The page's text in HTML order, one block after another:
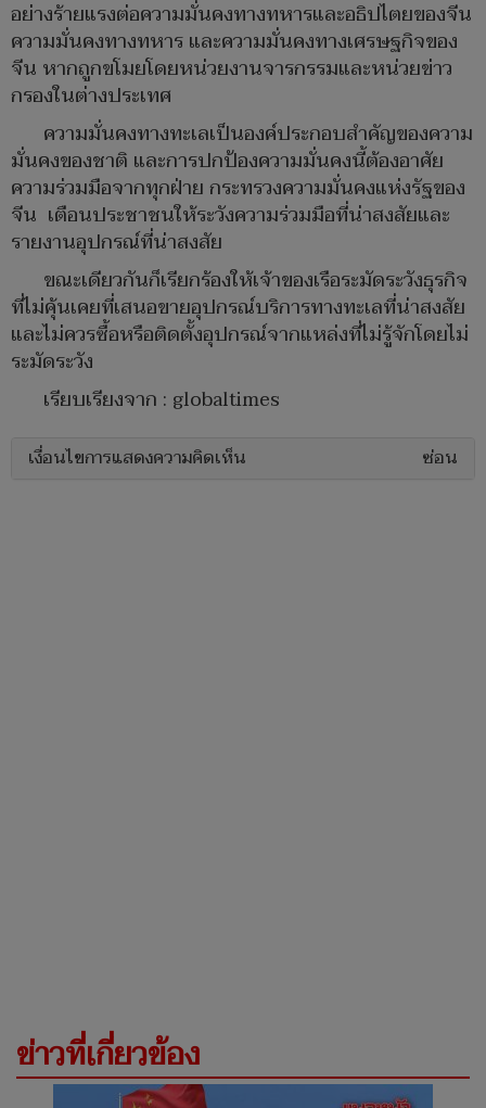
อย่างร้ายแรงต่อความมั่นคงทางทหารและอธิปไตยของจีน
ความมั่นคงทางทหาร และความมั่นคงทางเศรษฐกิจของ
จีน หากถูกขโมยโดยหน่วยงานจารกรรมและหน่วยข่าว
กรองในต่างประเทศ
ความมั่นคงทางทะเลเป็นองค์ประกอบสำคัญของความ
มั่นคงของชาติ และการปกป้องความมั่นคงนี้ต้องอาศัย
ความร่วมมือจากทุกฝ่าย กระทรวงความมั่นคงแห่งรัฐของ
จีน เตือนประชาชนให้ระวังความร่วมมือที่น่าสงสัยและ
รายงานอุปกรณ์ที่น่าสงสัย
ขณะเดียวกันก็เรียกร้องให้เจ้าของเรือระมัดระวังธุรกิจ
ที่ไม่คุ้นเคยที่เสนอขายอุปกรณ์บริการทางทะเลที่น่าสงสัย
และไม่ควรซื้อหรือติดตั้งอุปกรณ์จากแหล่งที่ไม่รู้จักโดยไม่
ระมัดระวัง
เรียบเรียงจาก : globaltimes
เงื่อนไขการแสดงความคิดเห็น ซ่อน
ข่าวที่เกี่ยวข้อง